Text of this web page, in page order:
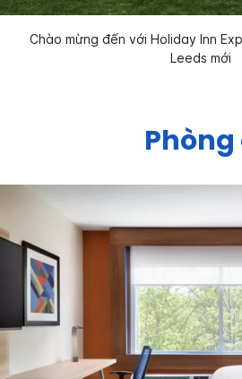
Chào mừng đến với Holiday Inn
Leeds mới
Phòng